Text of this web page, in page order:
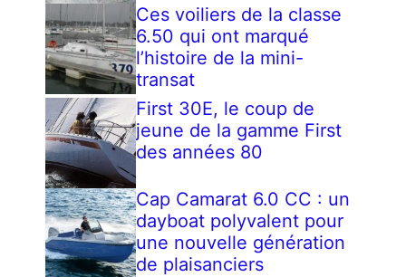
Ces voiliers de la classe
6.50 qui ont marqué
l’histoire de la mini-
transat
First 30E, le coup de
jeune de la gamme First
des années 80
Cap Camarat 6.0 CC : un
dayboat polyvalent pour
une nouvelle génération
de plaisanciers